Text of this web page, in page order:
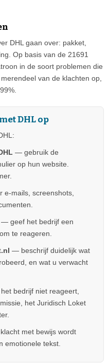
DHL gaan over: pakket,
Op basis van de 21691
in de soort problemen die
van de klachten op,
DHL op
— gebruik de
op hun website.
mails, screenshots,
— geef het bedrijf een
te reageren.
— beschrijf duidelijk wat
en wat u verwacht
bedrijf niet reageert,
het Juridisch Loket
met bewijs wordt
emotionele tekst.